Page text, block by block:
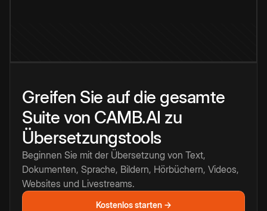
Greifen Sie auf die gesamte
Suite von CAMB.AI zu
Übersetzungstools
Beginnen Sie mit der Übersetzung von Text,
Dokumenten, Sprache, Bildern, Hörbüchern, Videos,
Websites und Livestreams.
Kostenlos starten →